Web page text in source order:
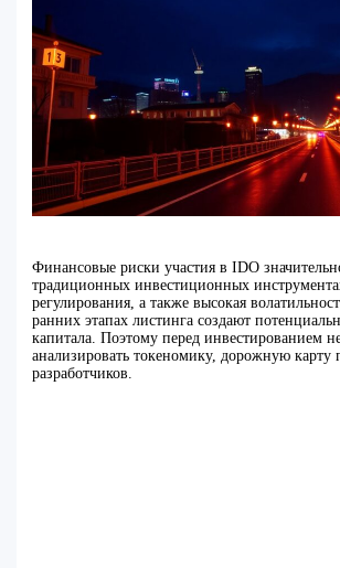
Финансовые риски участия в IDO
традиционных инвестиционных
регулирования, а также высокая
ранних этапах листинга создают
капитала. Поэтому перед инвестированием
анализировать токеномику, дорожную карту
разработчиков.